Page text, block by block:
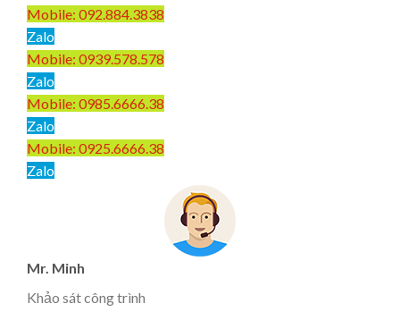
Mobile: 092.884.3838
Zalo
Mobile: 0939.578.578
Zalo
Mobile: 0985.6666.38
Zalo
Mobile: 0925.6666.38
Zalo
Mr. Minh
Khảo sát công trình